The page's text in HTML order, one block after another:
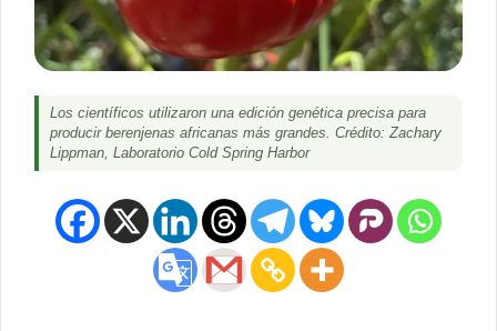
Los científicos utilizaron una edición genética precisa para
producir berenjenas africanas más grandes. Crédito: Zachary
Lippman, Laboratorio Cold Spring Harbor